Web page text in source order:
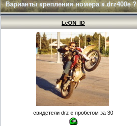
Варианты крепления номера к drz400e ?
LeON_ID
свидетели drz с пробегом за 30